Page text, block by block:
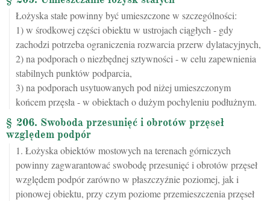
Łożyska stałe powinny być umieszczone w szczególności:
1) w środkowej części obiektu w ustrojach ciągłych - gdy
zachodzi potrzeba ograniczenia rozwarcia przerw dylatacyjnych,
2) na podporach o niezbędnej sztywności - w celu zapewnienia
stabilnych punktów podparcia,
3) na podporach usytuowanych pod niżej umieszczonym
końcem przęsła - w obiektach o dużym pochyleniu podłużnym.
§ 206. Swoboda przesunięć i obrotów przęseł
względem podpór
1. Łożyska obiektów mostowych na terenach górniczych
powinny zagwarantować swobodę przesunięć i obrotów przęseł
względem podpór zarówno w płaszczyźnie poziomej, jak i
pionowej obiektu, przy czym poziome przemieszczenia przęseł